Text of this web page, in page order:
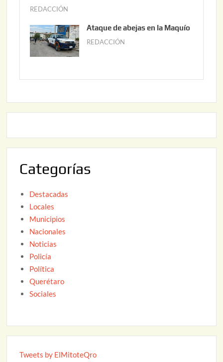
,
2
0
6
REDACCIÓN
n
i
o
Ataque de abejas en la Maquío
REDACCIÓN
o
2
Categorías
Destacadas
Locales
Municipios
Nacionales
Noticias
Policía
Política
Querétaro
Sociales
Tweets by ElMitoteQro